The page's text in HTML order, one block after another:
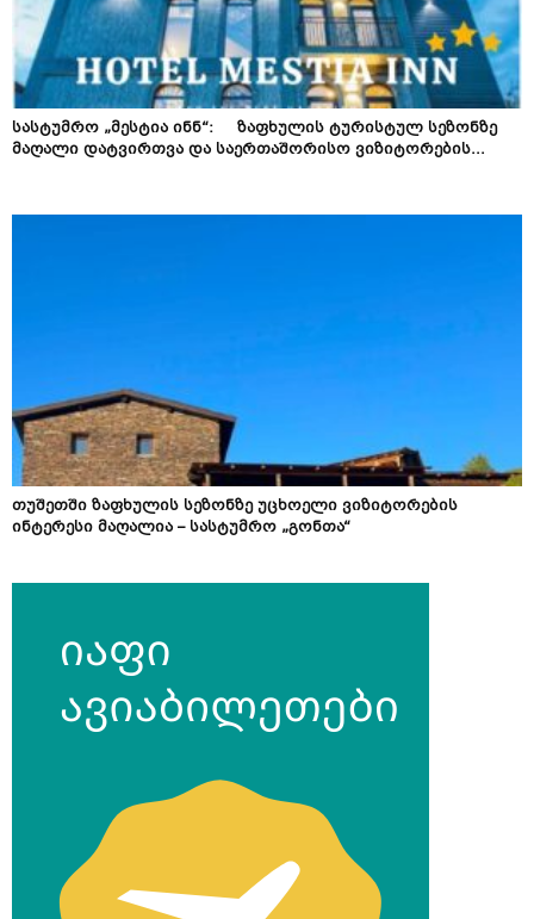
სასტუმრო „მესტია ინნ“: ზაფხულის ტურისტულ სეზონზე
მაღალი დატვირთვა და საერთაშორისო ვიზიტორების...
თუშეთში ზაფხულის სეზონზე უცხოელი ვიზიტორების
ინტერესი მაღალია – სასტუმრო „გონთა“